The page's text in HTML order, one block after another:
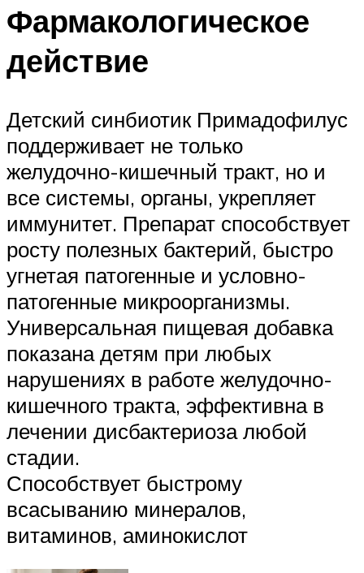
Фармакологическое
действие
Детский синбиотик Примадофилус
поддерживает не только
желудочно-кишечный тракт, но и
все системы, органы, укрепляет
иммунитет. Препарат способствует
росту полезных бактерий, быстро
угнетая патогенные и условно-
патогенные микроорганизмы.
Универсальная пищевая добавка
показана детям при любых
нарушениях в работе желудочно-
кишечного тракта, эффективна в
лечении дисбактериоза любой
стадии.
Способствует быстрому
всасыванию минералов,
витаминов, аминокислот